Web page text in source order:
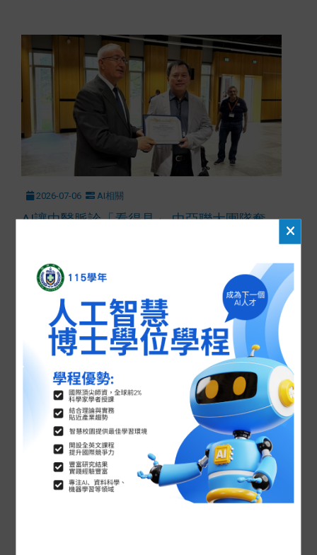
2026-07-06 AI相關
AI讓中醫脈診「看得見」 中亞聯大團隊奪
2026-07-02 AI相關
AI改寫新聞影視現場 亞大資傳系帶新生搶
先入門